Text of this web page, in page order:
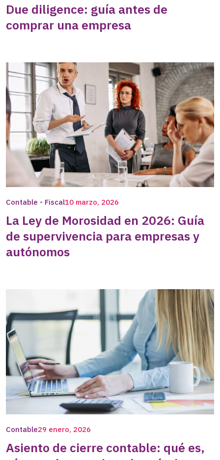
Due diligence: guía antes de
comprar una empresa
Contable Fiscal10 marzo, 2026
La Ley de Morosidad en 2026: Guía
de supervivencia para empresas y
autónomos
Contable29 enero, 2026
Asiento de cierre contable: qué es,